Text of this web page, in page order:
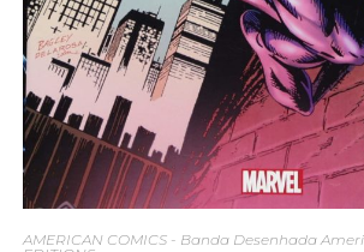
AMERICAN COMICS - Banda Desenhada